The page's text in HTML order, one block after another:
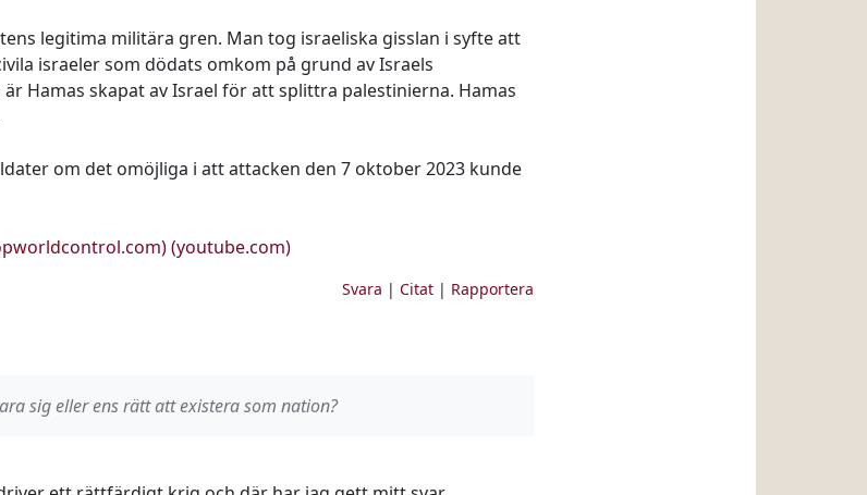
legitima militära gren. Man tog israeliska gisslan i syfte att
israeler som dödats omkom på grund av Israels
Hamas skapat av Israel för att splittra palestinierna. Hamas
om det omöjliga i att attacken den 7 oktober 2023 kunde
(youtube.com)
Svara | Citat| Rapportera
sig eller ens rätt att existera som nation?